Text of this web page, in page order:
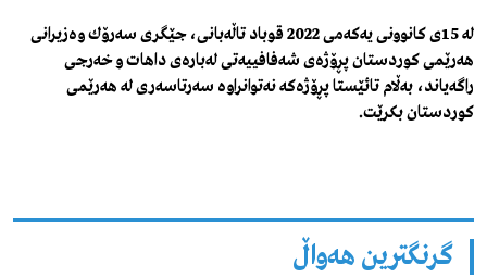
له‌ 15ی كانوونی یه‌كه‌می 2022 قوباد تاڵه‌بانی، جێگری سه‌رۆك وه‌زیرانی
هه‌رێمی كوردستان پڕۆژه‌ی شه‌فافییه‌تی له‌باره‌ی داهات و خه‌رجی
راگه‌یاند، به‌ڵام تائێستا پڕۆژه‌كه‌ نه‌توانراوه‌ سه‌رتاسه‌ری له‌ هه‌رێمی
كوردستان بكرێت.
گرنگترین هەواڵ